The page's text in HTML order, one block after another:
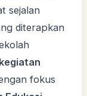
sejalan
diterapkan
fokus